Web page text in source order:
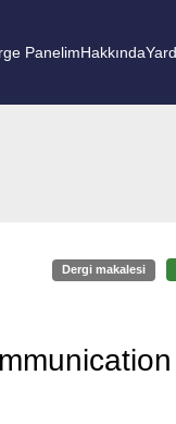
PanelimHakkında
Dergi makalesi